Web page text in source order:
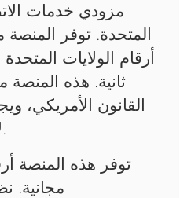
مزودي خدمات
المتحدة. توفر
ثانية. هذه
القانون الأمريكي،
لأغراض غير قانونية.
توفر هذه المنصة
مجانية.